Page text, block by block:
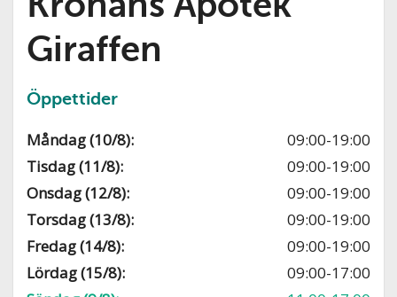
Giraffen
Öppettider
Måndag (10/8):
09:00-19:00
Tisdag (11/8):
09:00-19:00
Onsdag (12/8):
09:00-19:00
Torsdag (13/8):
09:00-19:00
Fredag (14/8):
09:00-19:00
Lördag (15/8):
09:00-17:00